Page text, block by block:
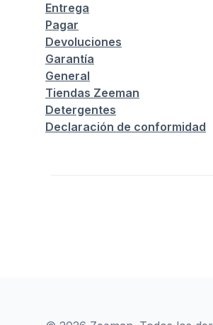
Entrega
Pagar
Devoluciones
Garantía
General
Tiendas Zeeman
Detergentes
Declaración de conformidad